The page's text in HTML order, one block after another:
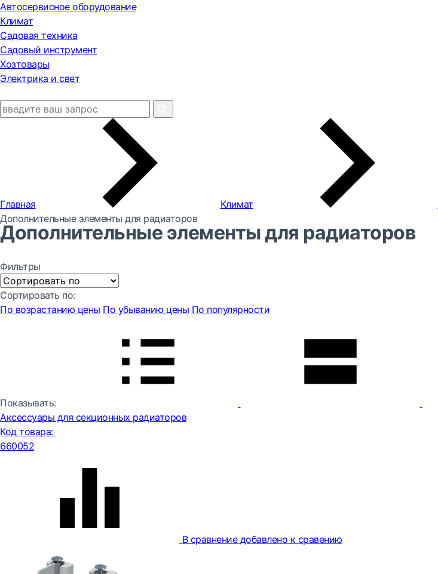
Автосервисное оборудование
Климат
Садовая техника
Садовый инструмент
Хозтовары
Электрика и свет
Главная Климат
Дополнительные элементы для радиаторов
Дополнительные элементы для радиаторов
Фильтры
Сортировать по:
По возрастанию цены По убыванию цены По популярности
Показывать:
Аксессуары для секционных радиаторов
Код товара:
660052
В сравнение добавлено к сравению